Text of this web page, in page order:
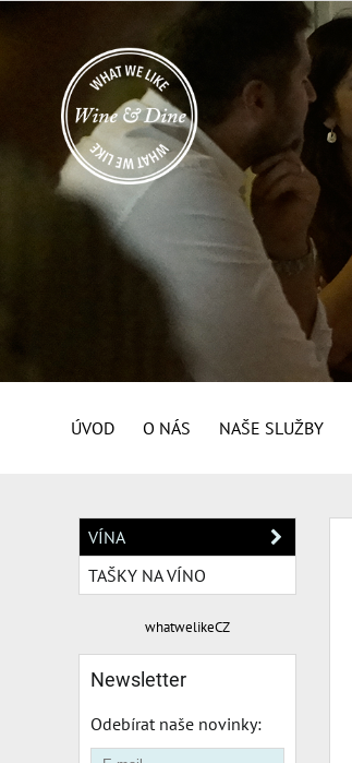
ÚVOD O NÁS NAŠE SLUŽBY
VÍNA
TAŠKY NA VÍNO
whatwelikeCZ
Newsletter
Odebírat naše novinky: